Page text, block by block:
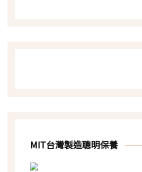
MIT台灣製造聰明保養